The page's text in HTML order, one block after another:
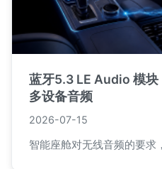
蓝牙5.3 LE Audio 模块
多设备音频
2026-07-15
智能座舱对无线音频的要求